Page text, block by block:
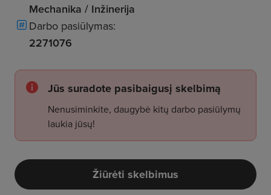
Mechanika / Inžinerija
Darbo pasiūlymas:
2271076
Jūs suradote pasibaigusį skelbimą
Nenusiminkite, daugybė kitų darbo pasiūlymų
laukia jūsų!
Žiūrėti skelbimus